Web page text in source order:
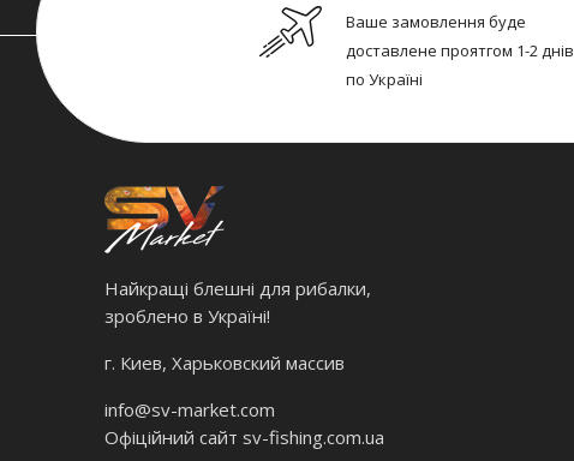
Ваше замовлення буде
доставлене проятгом 1-2 днів
по Україні
Найкращі блешні для рибалки,
зроблено в Україні!
г. Киев, Харьковский массив
info@sv-market.com
Офіційний сайт sv-fishing.com.ua